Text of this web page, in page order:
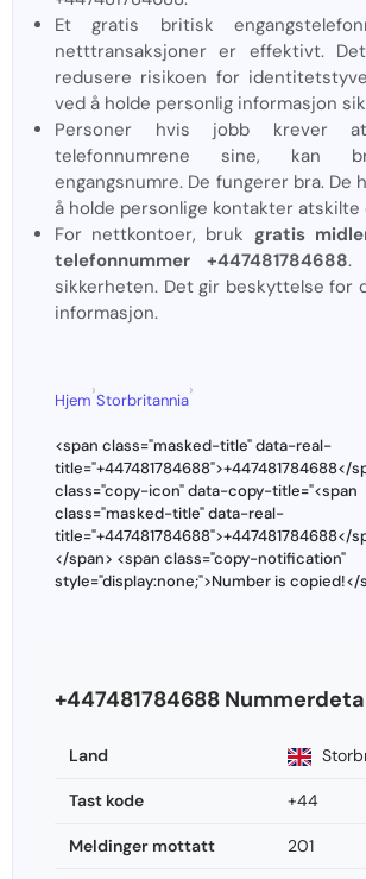
Et gratis britisk
netttransaksjoner er effektivt.
redusere risikoen for
ved å holde personlig informasjon
Personer hvis jobb krever
telefonnumrene sine, kan
engangsnumre. De fungerer bra. De
å holde personlige kontakter atskilte
For nettkontoer, bruk gratis
telefonnummer +447481784688.
sikkerheten. Det gir beskyttelse for
informasjon.
Hjem
›
Storbritannia
›
<span class="masked-title" data-real-
title="+447481784688">+447481784688</
class="copy-icon" data-copy-title="<span
class="masked-title" data-real-
title="+447481784688">+447481784688</
</span> <span class="copy-notification"
style="display:none;">Number is copied!</
+447481784688
Land
Tast kode +44
Meldinger mottatt 201